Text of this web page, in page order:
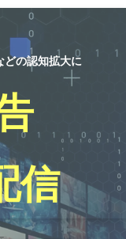
どの認知拡大に
信